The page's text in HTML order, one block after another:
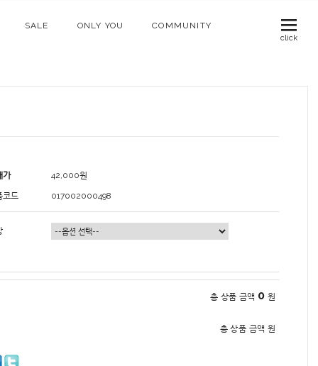
click
SALE ONLY YOU COMMUNITY
가 42,000원
코드 017002000498
총 상품 금액 0 원
총 상품 금액 원